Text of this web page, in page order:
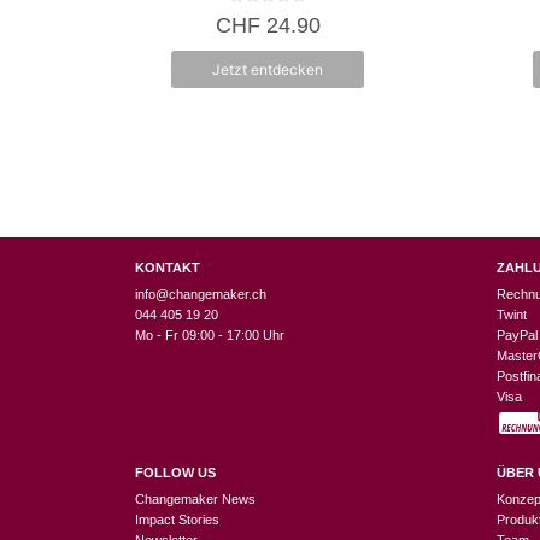
0
v
5
CHF24.90
Jetzt entdecken
KONTAKT
info@changemaker.ch
044 405 19 20
Mo - Fr 09:00 - 17:00 Uhr
FOLLOW US
Changemaker News
Impact Stories
Twint
PayPal
Visa
ÜBER